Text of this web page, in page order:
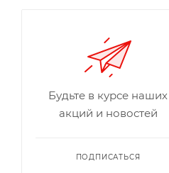
Будьте в курсе наших
акций и новостей
ПОДПИСАТЬСЯ